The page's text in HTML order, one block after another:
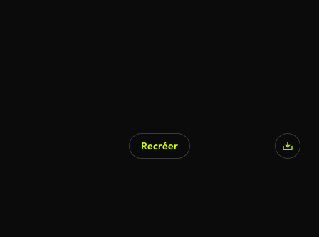
Recréer